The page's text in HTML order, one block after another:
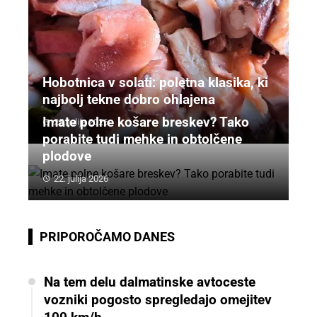
Hobotnica v solati: poletna klasika, ki
najbolj tekne dobro ohlajena
25. julija 2026
Imate polne košare breskev? Tako
porabite tudi mehke in obtolčene
plodove
22. julija 2026
PRIPOROČAMO DANES
Na tem delu dalmatinske avtoceste
vozniki pogosto spregledajo omejitev